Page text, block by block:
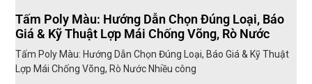
Tấm Poly Màu: Hướng Dẫn Chọn Đúng Loại, Báo
Giá & Kỹ Thuật Lợp Mái Chống Võng, Rò Nước
Tấm Poly Màu: Hướng Dẫn Chọn Đúng Loại, Báo Giá & Kỹ Thuật
Lợp Mái Chống Võng, Rò Nước Nhiều công